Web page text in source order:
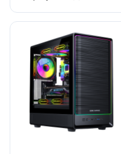
игровых ПК:
для покупателя